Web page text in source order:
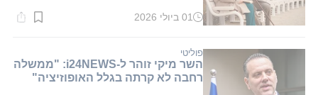
זמן
דקות.
01 ביולי 2026
פוליטי
השר מיקי זוהר ל-i24NEWS: "ממשלה
רחבה לא קרתה בגלל האופוזיציה"